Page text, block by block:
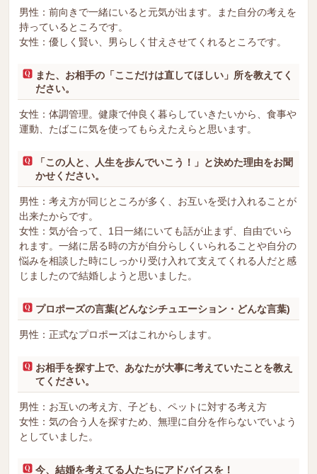
男性：前向きで一緒にいると元気が出ます。また自分の考えを
持っているところです。
女性：優しく賢い、男らしく甘えさせてくれるところです。
また、お相手の「ここだけは直してほしい」所を教えてく
ださい。
女性：体調管理。健康で仲良く暮らしていきたいから、食事や
運動、たばこに気を使ってもらえたえらと思います。
「この人と、人生を歩んでいこう！」と決めた理由をお聞
かせください。
男性：考え方が同じところが多く、お互いを受け入れることが
出来たからです。
女性：気が合って、1日一緒にいても話が止まず、自由でいら
れます。一緒に居る時の方が自分らしくいられることや自分の
悩みを相談した時にしっかり受け入れて支えてくれる人だと感
じましたので結婚しようと思いました。
プロポーズの言葉(どんなシチュエーション・どんな言葉)
男性：正式なプロポーズはこれからします。
お相手を探す上で、あなたが大事に考えていたことを教え
てください。
男性：お互いの考え方、子ども、ペットに対する考え方
女性：気の合う人を探すため、無理に自分を作らないでいよう
としていました。
今、結婚を考えてる人たちにアドバイスを！